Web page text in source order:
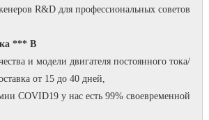
R&D для профессиональных советов
*** В
и модели двигателя постоянного тока/
от 15 до 40 дней,
COVID19 у нас есть 99% своевременной